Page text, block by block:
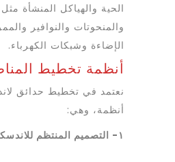
الحية والهياكل المنشأة
والمنحوتات والنوافير
الإضاءة وشبكات الكهرباء.
أنظمة تخطيط
نعتمد في تخطيط حدائق
أنظمة، وهي:
١- التصميم المنتظم للاندسكيب